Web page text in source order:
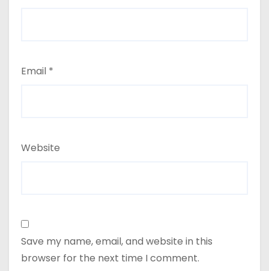
Email *
Website
Save my name, email, and website in this
browser for the next time I comment.